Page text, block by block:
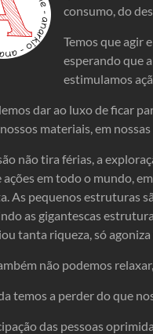
consumo, do
Temos que agir
esperando que
estimulamos
dar ao luxo de ficar
materiais, em
não tira férias, a
ações em todo o mundo,
As pequenos estruturas
as gigantescas
tanta riqueza, só
não podemos
temos a perder do que
das pessoas